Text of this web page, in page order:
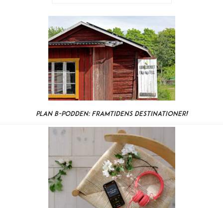
Plan B-podden: Framtidens destinationer!